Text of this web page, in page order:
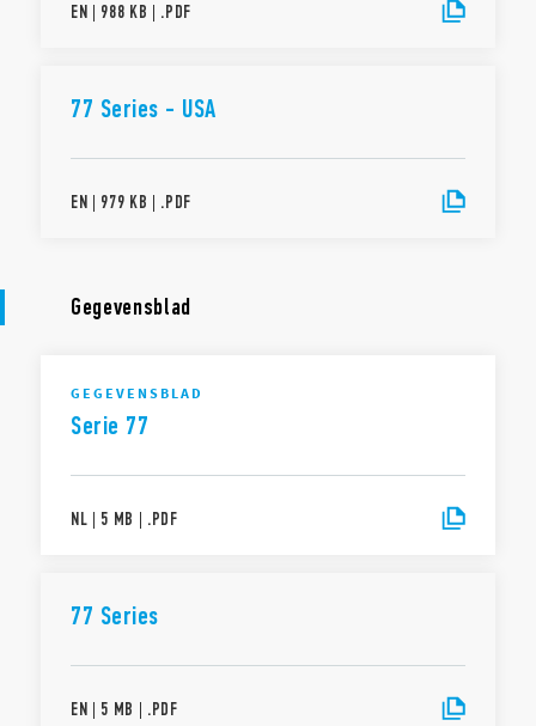
EN | 988 KB | .PDF
77 Series - USA
EN | 979 KB | .PDF
Gegevensblad
GEGEVENSBLAD
Serie 77
NL | 5 MB | .PDF
77 Series
EN | 5 MB | .PDF